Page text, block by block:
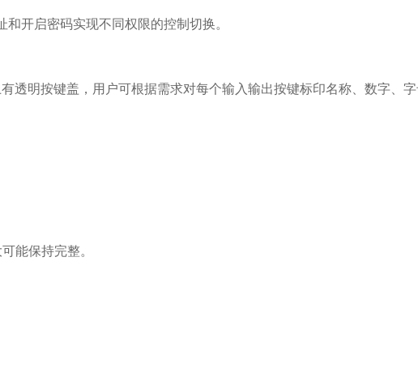
开启密码实现不同权限的控制切换。
透明按键盖，用户可根据需求对每个输入输出按键标印名称、数字、
能保持完整。